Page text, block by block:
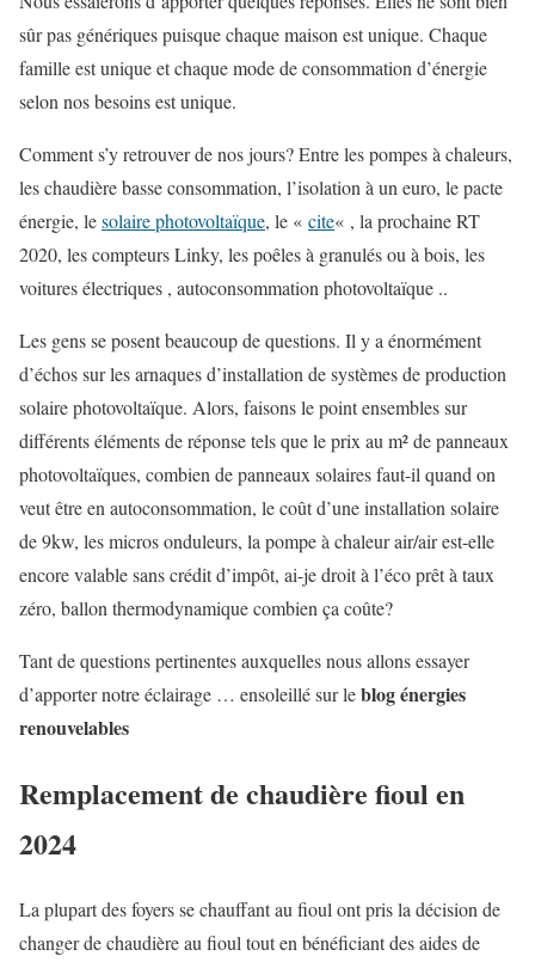
sûr pas génériques puisque chaque maison est unique. Chaque
famille est unique et chaque mode de consommation d’énergie
selon nos besoins est unique.
Comment s’y retrouver de nos jours? Entre les pompes à chaleurs,
les chaudière basse consommation, l’isolation à un euro, le pacte
énergie, lesolaire photovoltaïque, le « cite« , la prochaine RT
2020, les compteurs Linky, les poêles à granulés ou à bois, les
voitures électriques , autoconsommation photovoltaïque ..
Les gens se posent beaucoup de questions. Il y a énormément
d’échos sur les arnaques d’installation de systèmes de production
solaire photovoltaïque. Alors, faisons le point ensembles sur
différents éléments de réponse tels que le prix au m² de panneaux
photovoltaïques, combien de panneaux solaires faut-il quand on
veut être en autoconsommation, le coût d’une installation solaire
de 9kw, les micros onduleurs, la pompe à chaleur air/air est-elle
encore valable sans crédit d’impôt, ai-je droit à l’éco prêt à taux
zéro, ballon thermodynamique combien ça coûte?
Tant de questions pertinentes auxquelles nous allons essayer
d’apporter notre éclairage … ensoleillé sur leblog énergies
renouvelables
Remplacement de chaudière fioul en
2024
La plupart des foyers se chauffant au fioul ont pris la décision de
changer de chaudière au fioul tout en bénéficiant des aides de